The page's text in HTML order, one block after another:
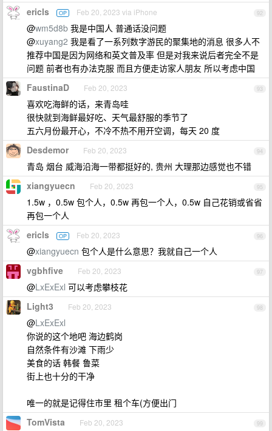
92
ericls OP Feb 20, 2023 via iPhone
@wm5d8b 我是中国人 普通话没问题
@xuyang2 我是看了一系列数字游民的聚集地的消息 很多人不
推荐中国是因为网络和英文普及率 但是对我来说后者完全不是
问题 前者也有办法克服 而且方便走访家人朋友 所以考虑中国
93
FaustinaD Feb 20, 2023
喜欢吃海鲜的话，来青岛哇
很快就到海鲜最好吃、天气最舒服的季节了
五六月份最开心，不冷不热不用开空调，每天 20 度
94
Desdemor Feb 20, 2023
青岛 烟台 威海沿海一带都挺好的, 贵州 大理那边感觉也不错
95
xiangyuecn Feb 20, 2023
1.5w ，0.5w 包个人，0.5w 再包一个人，0.5w 自己花销或省省
再包一个人
96
ericls OP Feb 20, 2023
@xiangyuecn 包个人是什么意思？我就自己一个人
97
vgbhfive Feb 20, 2023
@LxExExl 可以考虑攀枝花
98
Light3 Feb 20, 2023
@LxExExl
你说的这个地吧 海边鹤岗
自然条件有沙滩 下雨少
美食的话 韩餐 鲁菜
街上也十分的干净
唯一的就是记得住市里 租个车(方便出门
99
TomVista Feb 20, 2023